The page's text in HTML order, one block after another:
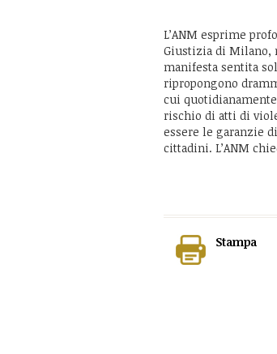
L’ANM esprime
Giustizia di Milano,
manifesta sentita
ripropongono
cui
rischio di atti di
essere le garanzie
cittadini. L’ANM
Stampa